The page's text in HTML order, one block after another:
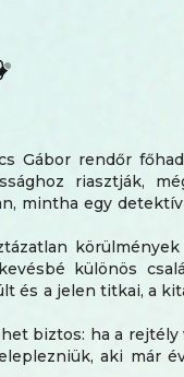
Gábor rendőr
riasztják,
mintha egy
különös
és a jelen titkai, a
biztos: ha a rejtély
aki már